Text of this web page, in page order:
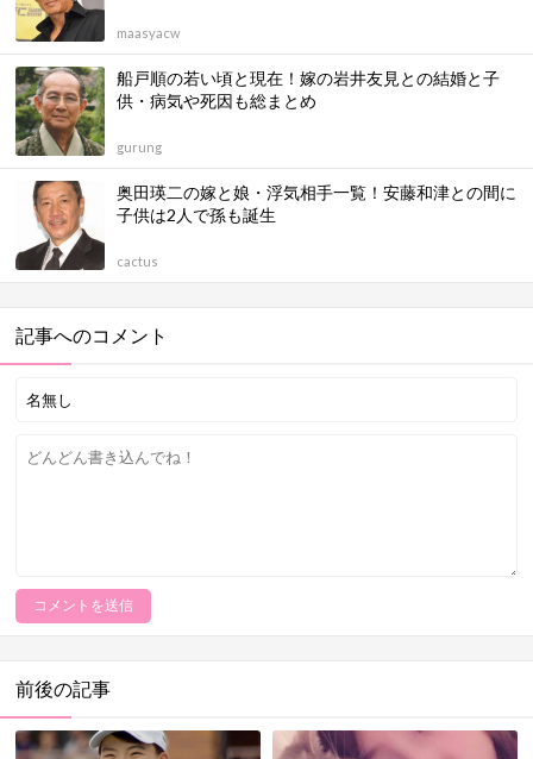
maasyacw
船戸順の若い頃と現在！嫁の岩井友見との結婚と子
供・病気や死因も総まとめ
gurung
奥田瑛二の嫁と娘・浮気相手一覧！安藤和津との間に
子供は2人で孫も誕生
cactus
記事へのコメント
前後の記事